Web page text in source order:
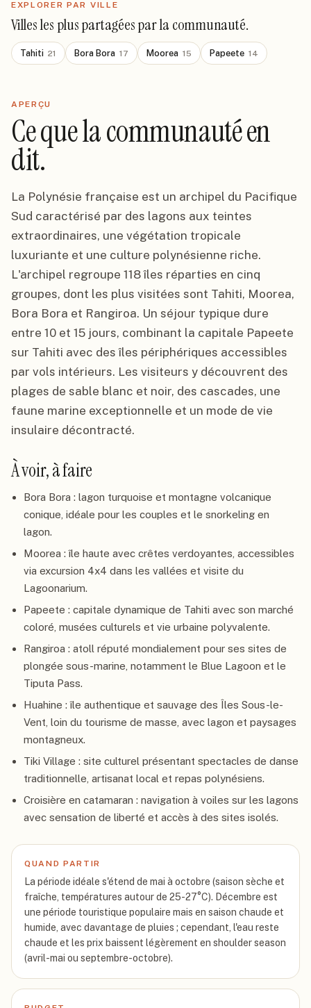
EXPLORER PAR VILLE
Villes les plus partagées par la communauté.
Tahiti 21 Bora Bora 17 Moorea 15 Papeete 14
APERÇU
Ce que la communauté en
dit.
La Polynésie française est un archipel du Pacifique
Sud caractérisé par des lagons aux teintes
extraordinaires, une végétation tropicale
luxuriante et une culture polynésienne riche.
L'archipel regroupe 118 îles réparties en cinq
groupes, dont les plus visitées sont Tahiti, Moorea,
Bora Bora et Rangiroa. Un séjour typique dure
entre 10 et 15 jours, combinant la capitale Papeete
sur Tahiti avec des îles périphériques accessibles
par vols intérieurs. Les visiteurs y découvrent des
plages de sable blanc et noir, des cascades, une
faune marine exceptionnelle et un mode de vie
insulaire décontracté.
À voir, à faire
Bora Bora : lagon turquoise et montagne volcanique
conique, idéale pour les couples et le snorkeling en
lagon.
Moorea : île haute avec crêtes verdoyantes, accessibles
via excursion 4x4 dans les vallées et visite du
Lagoonarium.
Papeete : capitale dynamique de Tahiti avec son marché
coloré, musées culturels et vie urbaine polyvalente.
Rangiroa : atoll réputé mondialement pour ses sites de
plongée sous-marine, notamment le Blue Lagoon et le
Tiputa Pass.
Huahine : île authentique et sauvage des Îles Sous-le-
Vent, loin du tourisme de masse, avec lagon et paysages
montagneux.
Tiki Village : site culturel présentant spectacles de danse
traditionnelle, artisanat local et repas polynésiens.
Croisière en catamaran : navigation à voiles sur les lagons
avec sensation de liberté et accès à des sites isolés.
QUAND PARTIR
La période idéale s'étend de mai à octobre (saison sèche et
fraîche, températures autour de 25-27°C). Décembre est
une période touristique populaire mais en saison chaude et
humide, avec davantage de pluies ; cependant, l'eau reste
chaude et les prix baissent légèrement en shoulder season
(avril-mai ou septembre-octobre).